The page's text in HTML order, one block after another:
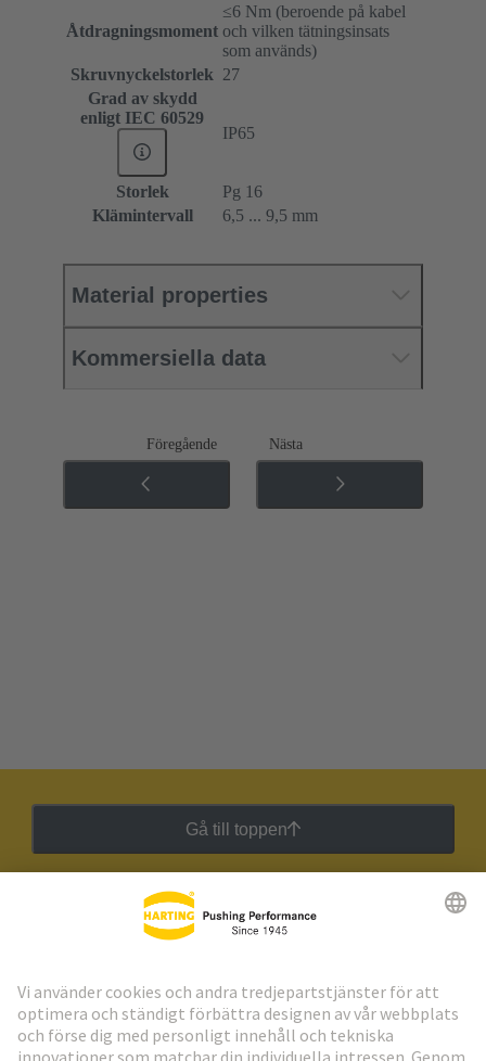
Åtdragningsmoment
≤6 Nm (beroende på kabel
och vilken tätningsinsats
som används)
Skruvnyckelstorlek 27
Grad av skydd
enligt IEC 60529
IP65
Storlek
Pg 16
Klämintervall
6,5 ... 9,5 mm
Material properties
Kommersiella data
Föregående Nästa
Gå till toppen
HARTING:s nyhetsbrev
Gå till registrering